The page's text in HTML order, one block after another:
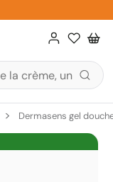
Dermasens gel